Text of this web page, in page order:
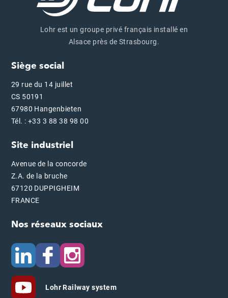
Lohr est un groupe privé français installé en
Alsace près de Strasbourg.
Siège social
29 rue du 14 juillet
CS 50191
67980 Hangenbieten
Tél. : +33 3 88 38 98 00
Site industriel
Avenue de la concorde
Z.A. de la bruche
67120 DUPPIGHEIM
FRANCE
Nos réseaux sociaux
Lohr Railway system